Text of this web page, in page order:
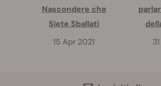
Nascondere che
Siete Sballati
15 Apr 2021